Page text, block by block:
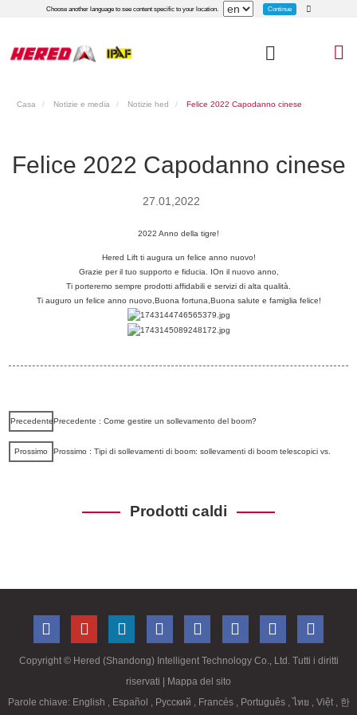
Choose another language to see content specific to your location. Continue
Casa Notizie e media Notizie hed Felice 2022 Capodanno cinese
Felice 2022 Capodanno cinese
27.01,2022
2022 Anno della tigre!
Hered Lift ti augura un felice anno nuovo!
Grazie per il tuo supporto e fiducia. IOn il nuovo anno,
Ti porteremo sempre prodotti affidabili e servizi di alta qualità.
Ti auguro un felice anno nuovo, Buona fortuna, Buona salute e famiglia felice!
PrecedentePrecedente : Come gestire un sollevamento del boom?
Prossimo Prossimo : Tipi di sollevamenti di boom: sollevamenti di boom telescopici vs.
Prodotti caldi
Copyright © Hered (Shandong) Intelligent Technology Co., Ltd. Tutti i diritti
riservati
| Mappa del sito
Parole chiave: English , Español , Русский , Francés , Português , ไทย , Việt , 한